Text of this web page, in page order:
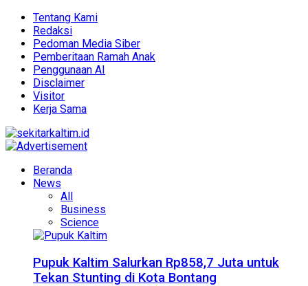
Tentang Kami
Redaksi
Pedoman Media Siber
Pemberitaan Ramah Anak
Penggunaan AI
Disclaimer
Visitor
Kerja Sama
Beranda
News
All
Business
Science
Pupuk Kaltim Salurkan Rp858,7 Juta untuk
Tekan Stunting di Kota Bontang